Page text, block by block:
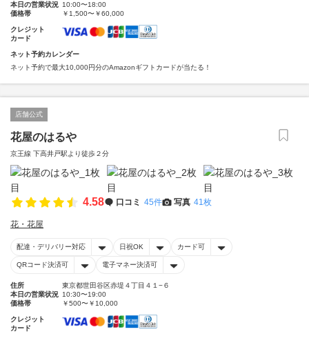
本日の営業状況 10:00〜18:00
価格帯
￥1,500〜￥60,000
クレジット
カード
ネット予約カレンダー
ネット予約で最大10,000円分のAmazonギフトカードが当たる！
店舗公式
花屋のはるや
京王線 下高井戸駅より徒歩２分
4.58 口コミ 45件 写真 41枚
花・花屋
配達・デリバリー対応 日祝OK カード可
QRコード決済可 電子マネー決済可
住所
東京都世田谷区赤堤４丁目４１−６
本日の営業状況 10:30〜19:00
価格帯
￥500〜￥10,000
クレジット
カード